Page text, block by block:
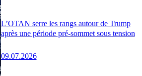
L’OTAN serre les rangs autour de Trump
après une période pré-sommet sous tension
09.07.2026